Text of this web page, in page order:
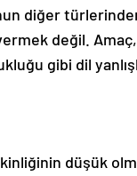
diğer
değil.
gibi dil
düşük